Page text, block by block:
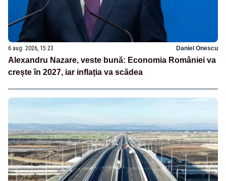
6 aug. 2026, 15:23 Daniel Onescu
Alexandru Nazare, veste bună: Economia României va
crește în 2027, iar inflația va scădea